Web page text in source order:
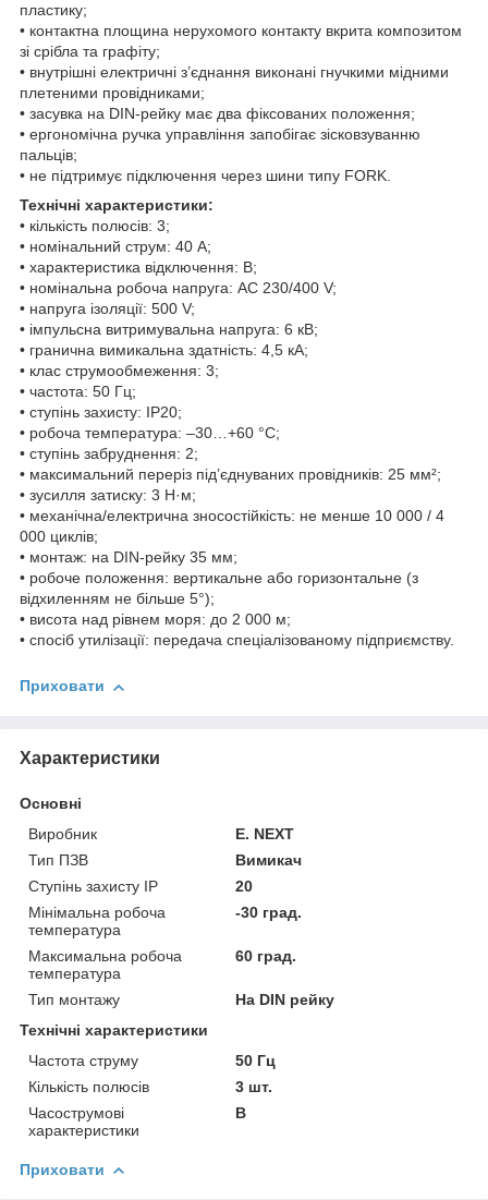
пластику;
• контактна площина нерухомого контакту вкрита композитом
зі срібла та графіту;
• внутрішні електричні з’єднання виконані гнучкими мідними
плетеними провідниками;
• засувка на DIN-рейку має два фіксованих положення;
• ергономічна ручка управління запобігає зісковзуванню
пальців;
• не підтримує підключення через шини типу FORK.
Технічні характеристики:
• кількість полюсів: 3;
• номінальний струм: 40 A;
• характеристика відключення: B;
• номінальна робоча напруга: AC 230/400 V;
• напруга ізоляції: 500 V;
• імпульсна витримувальна напруга: 6 кВ;
• гранична вимикальна здатність: 4,5 кА;
• клас струмообмеження: 3;
• частота: 50 Гц;
• ступінь захисту: IP20;
• робоча температура: –30…+60 °C;
• ступінь забруднення: 2;
• максимальний переріз під’єднуваних провідників: 25 мм²;
• зусилля затиску: 3 Н·м;
• механічна/електрична зносостійкість: не менше 10 000 / 4
000 циклів;
• монтаж: на DIN-рейку 35 мм;
• робоче положення: вертикальне або горизонтальне (з
відхиленням не більше 5°);
• висота над рівнем моря: до 2 000 м;
• спосіб утилізації: передача спеціалізованому підприємству.
Приховати
Характеристики
Основні
Виробник
E. NEXT
Тип ПЗВ
Вимикач
Ступінь захисту IP
20
Мінімальна робоча
температура
-30 град.
Максимальна робоча
температура
60 град.
Тип монтажу
На DIN рейку
Технічні характеристики
Частота струму
50 Гц
Кількість полюсів
3 шт.
Часострумові
характеристики
B
Приховати